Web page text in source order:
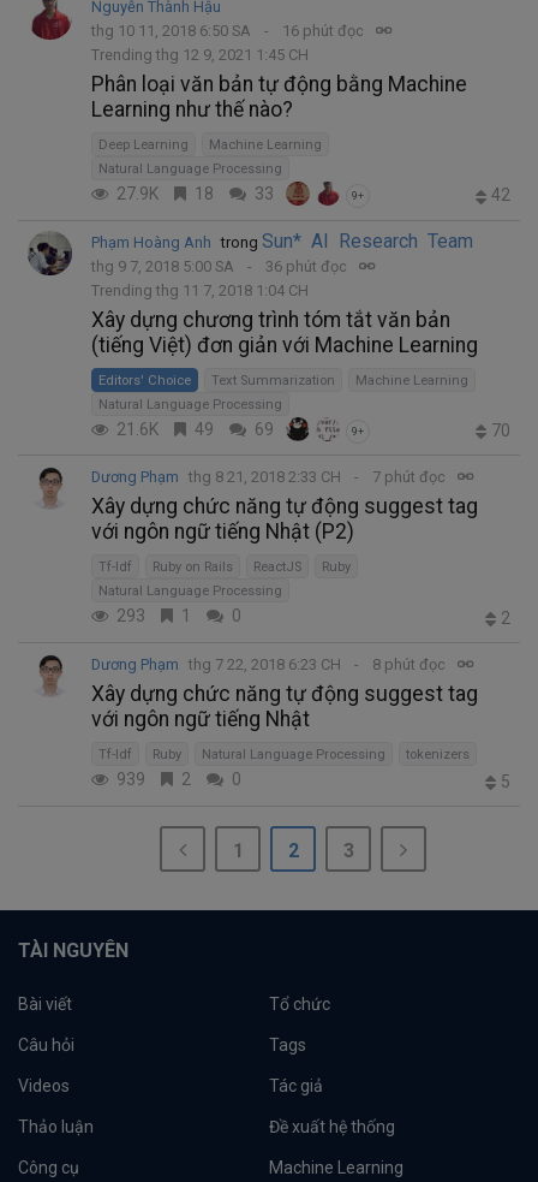
Nguyễn Thành Hậu
thg 10 11, 2018 6:50 SA
16 phút đọc
Trending thg 12 9, 2021 1:45 CH
Phân loại văn bản tự động bằng Machine
Learning như thế nào?
Deep Learning
Machine Learning
Natural Language Processing
27.9K 18 33 9+ 42
Phạm Hoàng Anh trong Sun* AI Research Team
thg 9 7, 2018 5:00 SA
36 phút đọc
Trending thg 11 7, 2018 1:04 CH
Xây dựng chương trình tóm tắt văn bản
(tiếng Việt) đơn giản với Machine Learning
Editors' Choice Text Summarization
Machine Learning
Natural Language Processing
21.6K 49 69 9+ 70
Dương Phạm thg 8 21, 2018 2:33 CH 7 phút đọc
Xây dựng chức năng tự động suggest tag
với ngôn ngữ tiếng Nhật (P2)
Tf-Idf Ruby on Rails ReactJS
Ruby
Natural Language Processing
293 1 0 2
Dương Phạm thg 7 22, 2018 6:23 CH 8 phút đọc
Xây dựng chức năng tự động suggest tag
với ngôn ngữ tiếng Nhật
Tf-Idf Ruby Natural Language Processing tokenizers
939 2 0 5
1 2 3
TÀI NGUYÊN
Bài viết Tổ chức
Câu hỏi Tags
Videos Tác giả
Thảo luận Đề xuất hệ thống
Công cụ Machine Learning